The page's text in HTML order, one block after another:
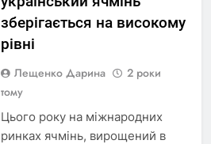
зберігається на високому
рівні
Лещенко Дарина
2 роки
тому
Цього року на міжнародних
ринках ячмінь, вирощений в